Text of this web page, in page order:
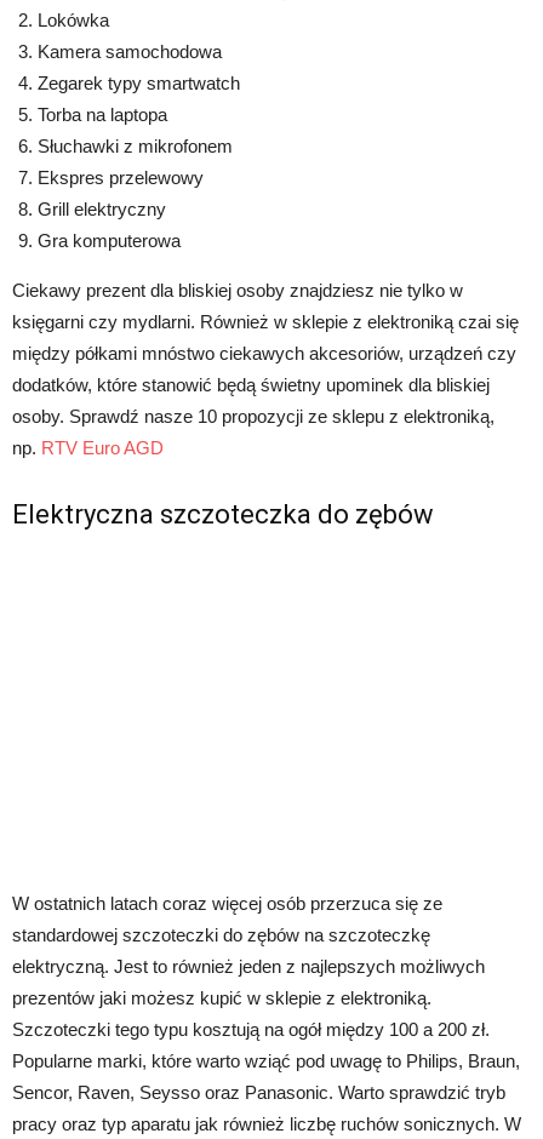
Lokówka
Kamera samochodowa
Zegarek typy smartwatch
Torba na laptopa
Słuchawki z mikrofonem
Ekspres przelewowy
Grill elektryczny
Gra komputerowa
Ciekawy prezent dla bliskiej osoby znajdziesz nie tylko w
księgarni czy mydlarni. Również w sklepie z elektroniką czai się
między półkami mnóstwo ciekawych akcesoriów, urządzeń czy
dodatków, które stanowić będą świetny upominek dla bliskiej
osoby. Sprawdź nasze 10 propozycji ze sklepu z elektroniką,
np. RTV Euro AGD
Elektryczna szczoteczka do zębów
W ostatnich latach coraz więcej osób przerzuca się ze
standardowej szczoteczki do zębów na szczoteczkę
elektryczną. Jest to również jeden z najlepszych możliwych
prezentów jaki możesz kupić w sklepie z elektroniką.
Szczoteczki tego typu kosztują na ogół między 100 a 200 zł.
Popularne marki, które warto wziąć pod uwagę to Philips, Braun,
Sencor, Raven, Seysso oraz Panasonic. Warto sprawdzić tryb
pracy oraz typ aparatu jak również liczbę ruchów sonicznych. W